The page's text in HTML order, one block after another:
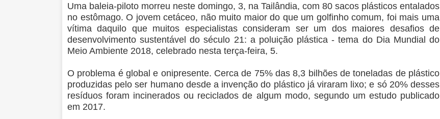
Uma baleia-piloto morreu neste domingo, 3, na Tailândia, com 80 sacos plásticos entalados
no estômago. O jovem cetáceo, não muito maior do que um golfinho comum, foi mais uma
vítima daquilo que muitos especialistas consideram ser um dos maiores desafios de
desenvolvimento sustentável do século 21: a poluição plástica - tema do Dia Mundial do
Meio Ambiente 2018, celebrado nesta terça-feira, 5.
O problema é global e onipresente. Cerca de 75% das 8,3 bilhões de toneladas de plástico
produzidas pelo ser humano desde a invenção do plástico já viraram lixo; e só 20% desses
resíduos foram incinerados ou reciclados de algum modo, segundo um estudo publicado
em 2017.